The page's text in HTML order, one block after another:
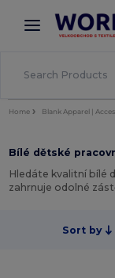
× Lepší ceny
Home Blank Apparel |
Bílé dětské
Hledáte kvalitní bílé
zahrnuje odolné
Sort by